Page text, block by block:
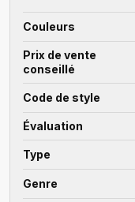
Couleurs
Prix de vente
conseillé
Code de style
Évaluation
Type
Genre